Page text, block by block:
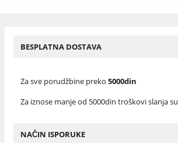
BESPLATNA DOSTAVA
Za sve porudžbine preko 5000din
Za iznose manje od 5000din troškovi slanja su
NAČIN ISPORUKE